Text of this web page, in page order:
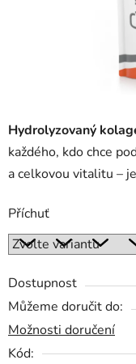
Hydrolyzovaný
každého, kdo chce
a celkovou vitalitu –
Příchuť
Dostupnost
Můžeme doručit do:
Možnosti doručení
Kód: